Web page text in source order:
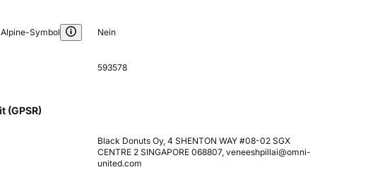
Symbol Nein
593578
(GPSR)
Black Donuts Oy, 4 SHENTON WAY #08-02 SGX
CENTRE 2 SINGAPORE 068807, veneeshpillai@omni-
united.com